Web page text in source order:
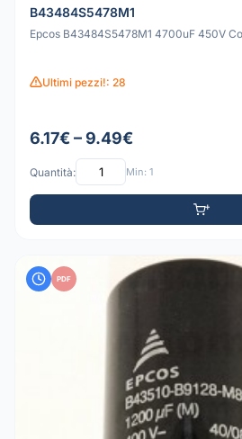
B43484S5478M1
Epcos B43484S5478M1 4700uF 450V
Ultimi pezzi!: 28
6.17€ – 9.49€
Quantità: Min: 1
PDF